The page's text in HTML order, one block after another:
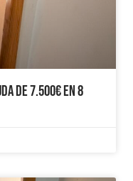
de 7.500€ en 8